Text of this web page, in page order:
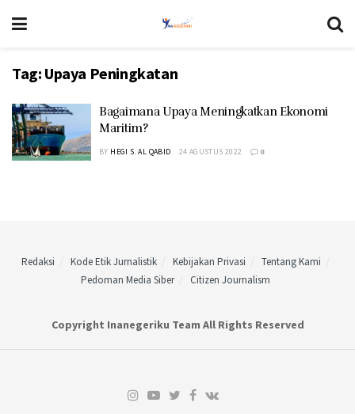
Tag: Upaya Peningkatan
Bagaimana Upaya Meningkatkan Ekonomi
Maritim?
BY HEGI S. AL QABID 24 AGUSTUS 2022 0
Redaksi Kode Etik Jurnalistik Kebijakan Privasi
Tentang Kami
Pedoman Media Siber
Citizen Journalism
Copyright Inanegeriku Team All Rights Reserved